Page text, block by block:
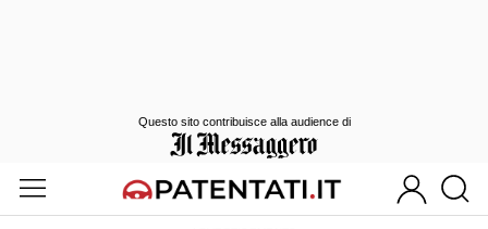
Questo sito contribuisce alla audience di